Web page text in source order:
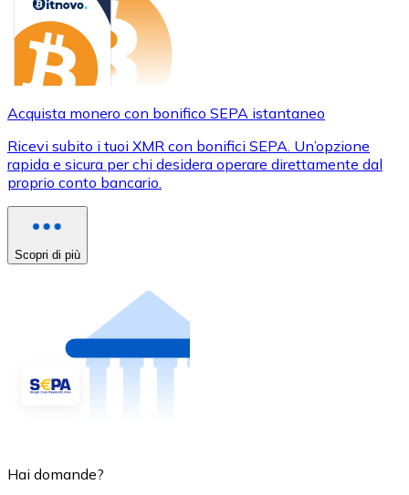
Acquista monero con bonifico SEPA istantaneo
Ricevi subito i tuoi XMR con bonifici SEPA. Un’opzione
rapida e sicura per chi desidera operare direttamente dal
proprio conto bancario.
Scopri di più
Hai domande?